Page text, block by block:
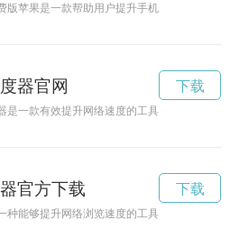
版苹果是一款帮助用户提升手机性能的软件，
器官网
是一款有效提升网络速度的工具，能够帮助用
下载
官方下载
种能够提升网络浏览速度的工具，通过优化网
下载